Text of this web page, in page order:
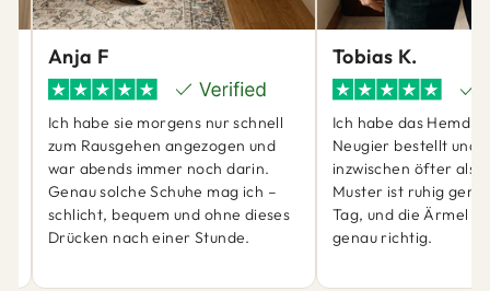
Anja F
Ich habe sie morgens nur schnell
zum Rausgehen angezogen und
war abends immer noch darin.
Genau solche Schuhe mag ich –
schlicht, bequem und ohne dieses
Drücken nach einer Stunde.
Tobias K.
Ich habe das Hemd
Neugier bestellt und
inzwischen öfter als
Muster ist ruhig
Tag, und die Ärmel
genau richtig.